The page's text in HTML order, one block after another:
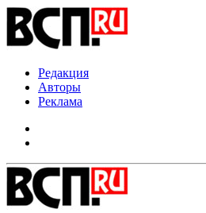
Редакция
Авторы
Реклама